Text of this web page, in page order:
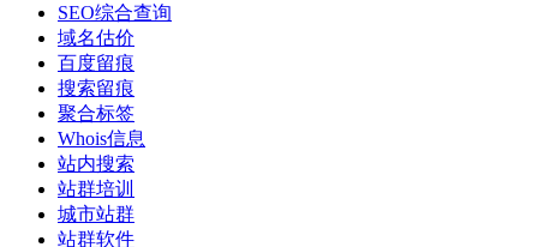
SEO综合查询
域名估价
百度留痕
搜索留痕
聚合标签
Whois信息
站内搜索
站群培训
城市站群
站群软件